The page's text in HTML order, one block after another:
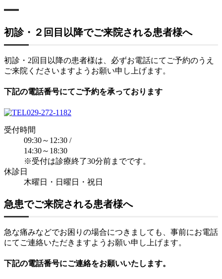
初診・２回目以降でご来院される患者様へ
初診・2回目以降の患者様は、 必ずお電話にてご予約のうえ
ご来院くださいますようお願い申し上げます。
下記の電話番号にてご予約を承っております
029-272-1182
受付時間
09:30～12:30 /
14:30～18:30
※受付は診療終了30分前までです。
休診日
木曜日・日曜日・祝日
急患でご来院される患者様へ
急な痛みなどでお困りの場合につきましても、 事前にお電話
にてご連絡いただきますようお願い申し上げます。
下記の電話番号にご連絡をお願いいたします。